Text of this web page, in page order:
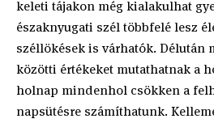
keleti tájakon még kialakulhat
északnyugati szél többfelé lesz
széllökések is várhatók. Délután
közötti értékeket mutathatnak a
holnap mindenhol csökken a
napsütésre számíthatunk.